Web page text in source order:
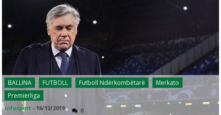
BALLINA FUTBOLL Futboll Ndërkombëtarë
Merkato
Premierliga
infosport - 16/12/2019 0